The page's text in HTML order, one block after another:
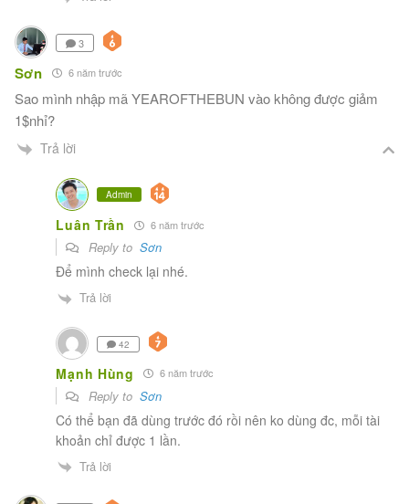
3
Sơn 6 năm trước
Sao mình nhập mã YEAROFTHEBUN vào không được giảm
1$nhỉ?
Trả lời
Admin
Luân Trần 6 năm trước
Reply toSơn
Để mình check lại nhé.
Trả lời
42
Mạnh Hùng 6 năm trước
Reply toSơn
Có thể bạn đã dùng trước đó rồi nên ko dùng đc, mỗi tài
khoản chỉ được 1 lần.
Trả lời